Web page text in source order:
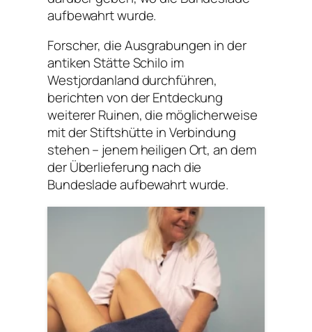
aufbewahrt wurde.
Forscher, die Ausgrabungen in der
antiken Stätte Schilo im
Westjordanland durchführen,
berichten von der Entdeckung
weiterer Ruinen, die möglicherweise
mit der Stiftshütte in Verbindung
stehen – jenem heiligen Ort, an dem
der Überlieferung nach die
Bundeslade aufbewahrt wurde.